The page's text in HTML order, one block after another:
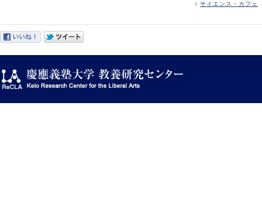
サイエンス・カフェ